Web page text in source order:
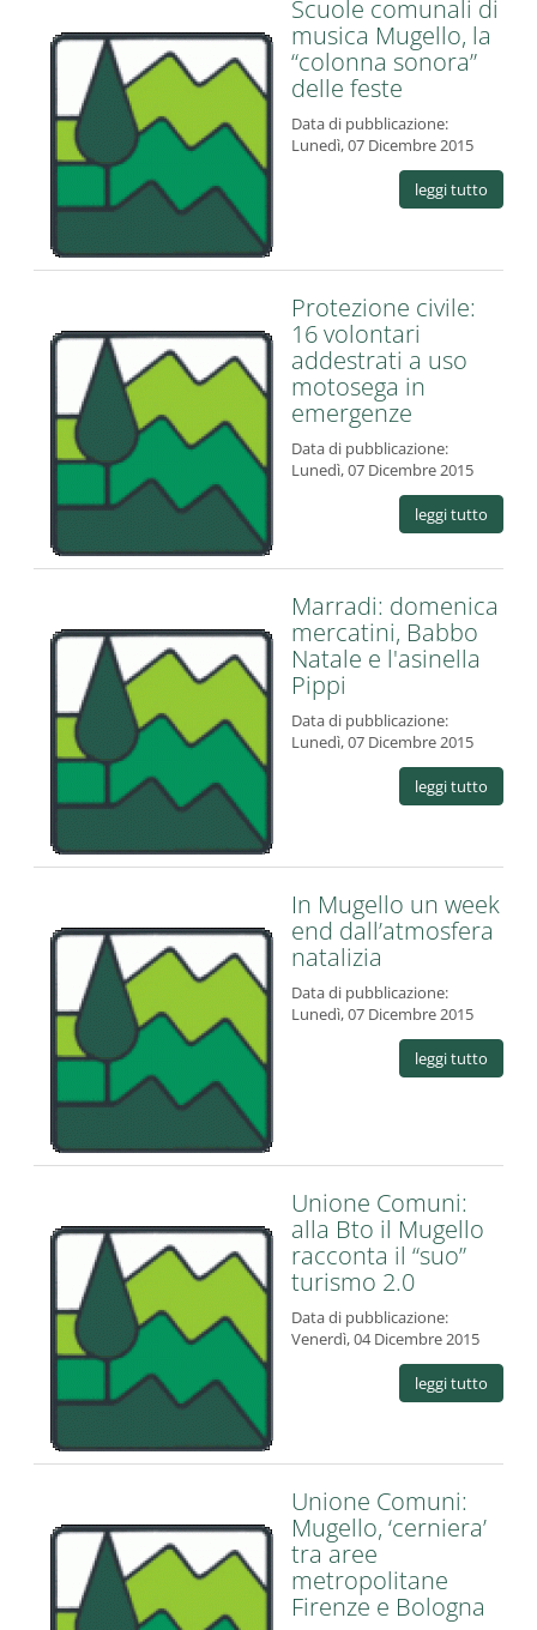
Scuole comunali di
musica Mugello, la
“colonna sonora”
delle feste
Data di pubblicazione:
Lunedì, 07 Dicembre 2015
leggi tutto
Protezione civile:
16 volontari
addestrati a uso
motosega in
emergenze
Data di pubblicazione:
Lunedì, 07 Dicembre 2015
leggi tutto
Marradi: domenica
mercatini, Babbo
Natale e l'asinella
Pippi
Data di pubblicazione:
Lunedì, 07 Dicembre 2015
leggi tutto
In Mugello un week
end dall’atmosfera
natalizia
Data di pubblicazione:
Lunedì, 07 Dicembre 2015
leggi tutto
Unione Comuni:
alla Bto il Mugello
racconta il “suo”
turismo 2.0
Data di pubblicazione:
Venerdì, 04 Dicembre 2015
leggi tutto
Unione Comuni:
Mugello, ‘cerniera’
tra aree
metropolitane
Firenze e Bologna